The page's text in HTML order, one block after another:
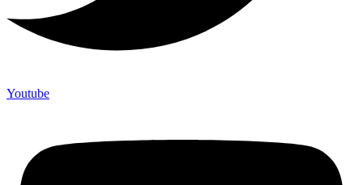
Youtube